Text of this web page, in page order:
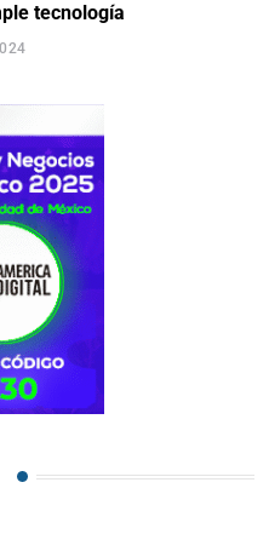
tecnología